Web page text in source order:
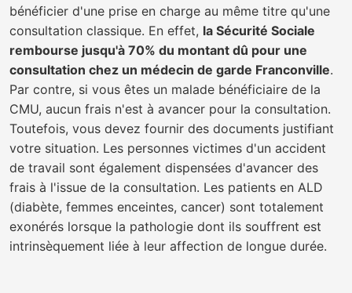
bénéficier d'une prise en charge au même titre qu'une
consultation classique. En effet, la Sécurité Sociale
rembourse jusqu'à 70% du montant dû pour une
consultation chez un médecin de garde Franconville.
Par contre, si vous êtes un malade bénéficiaire de la
CMU, aucun frais n'est à avancer pour la consultation.
Toutefois, vous devez fournir des documents justifiant
votre situation. Les personnes victimes d'un accident
de travail sont également dispensées d'avancer des
frais à l'issue de la consultation. Les patients en ALD
(diabète, femmes enceintes, cancer) sont totalement
exonérés lorsque la pathologie dont ils souffrent est
intrinsèquement liée à leur affection de longue durée.